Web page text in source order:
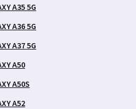
A35 5G
A36 5G
A37 5G
A50
A50S
A52